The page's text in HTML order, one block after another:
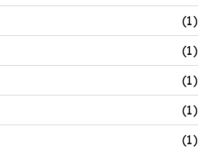
(1)
(1)
(1)
(1)
(1)